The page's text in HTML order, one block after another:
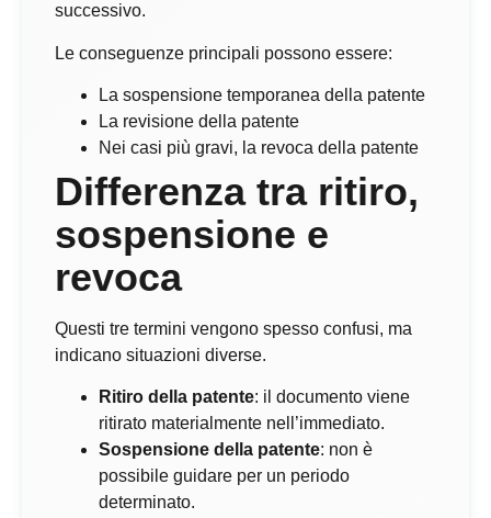
successivo.
Le conseguenze principali possono essere:
La sospensione temporanea della patente
La revisione della patente
Nei casi più gravi, la revoca della patente
Differenza tra ritiro,
sospensione e
revoca
Questi tre termini vengono spesso confusi, ma
indicano situazioni diverse.
Ritiro della patente: il documento viene
ritirato materialmente nell’immediato.
Sospensione della patente: non è
possibile guidare per un periodo
determinato.